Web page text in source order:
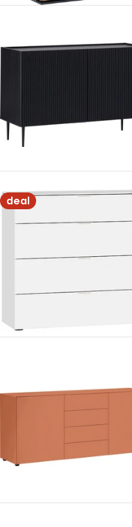
deal